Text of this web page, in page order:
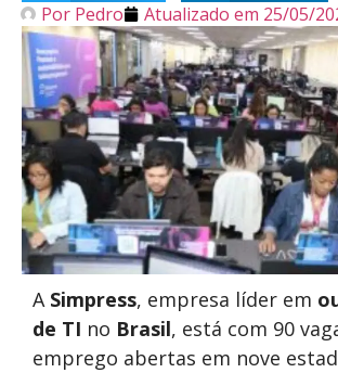
Por Pedro Atualizado em 25/05/
A Simpress, empresa líder em
de TI no Brasil, está com 90
emprego abertas em nove